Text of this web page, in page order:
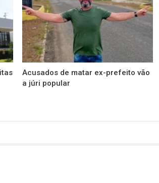
Acusados de matar ex-prefeito vão
a júri popular